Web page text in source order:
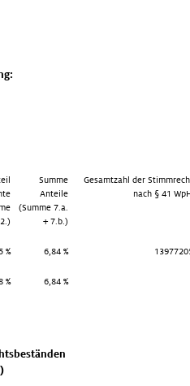
Summe
Anteile
(Summe 7.a.
+ 7.b.)
Gesamtzahl der
nach § 41
% 6,84 %
% 6,84 %